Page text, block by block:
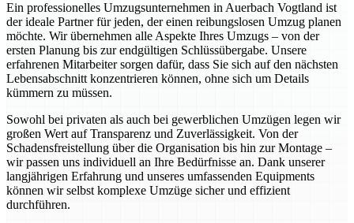
Ein professionelles Umzugsunternehmen in Auerbach Vogtland ist
der ideale Partner für jeden, der einen reibungslosen Umzug planen
möchte. Wir übernehmen alle Aspekte Ihres Umzugs – von der
ersten Planung bis zur endgültigen Schlüssübergabe. Unsere
erfahrenen Mitarbeiter sorgen dafür, dass Sie sich auf den nächsten
Lebensabschnitt konzentrieren können, ohne sich um Details
kümmern zu müssen.
Sowohl bei privaten als auch bei gewerblichen Umzügen legen wir
großen Wert auf Transparenz und Zuverlässigkeit. Von der
Schadensfreistellung über die Organisation bis hin zur Montage –
wir passen uns individuell an Ihre Bedürfnisse an. Dank unserer
langjährigen Erfahrung und unseres umfassenden Equipments
können wir selbst komplexe Umzüge sicher und effizient
durchführen.